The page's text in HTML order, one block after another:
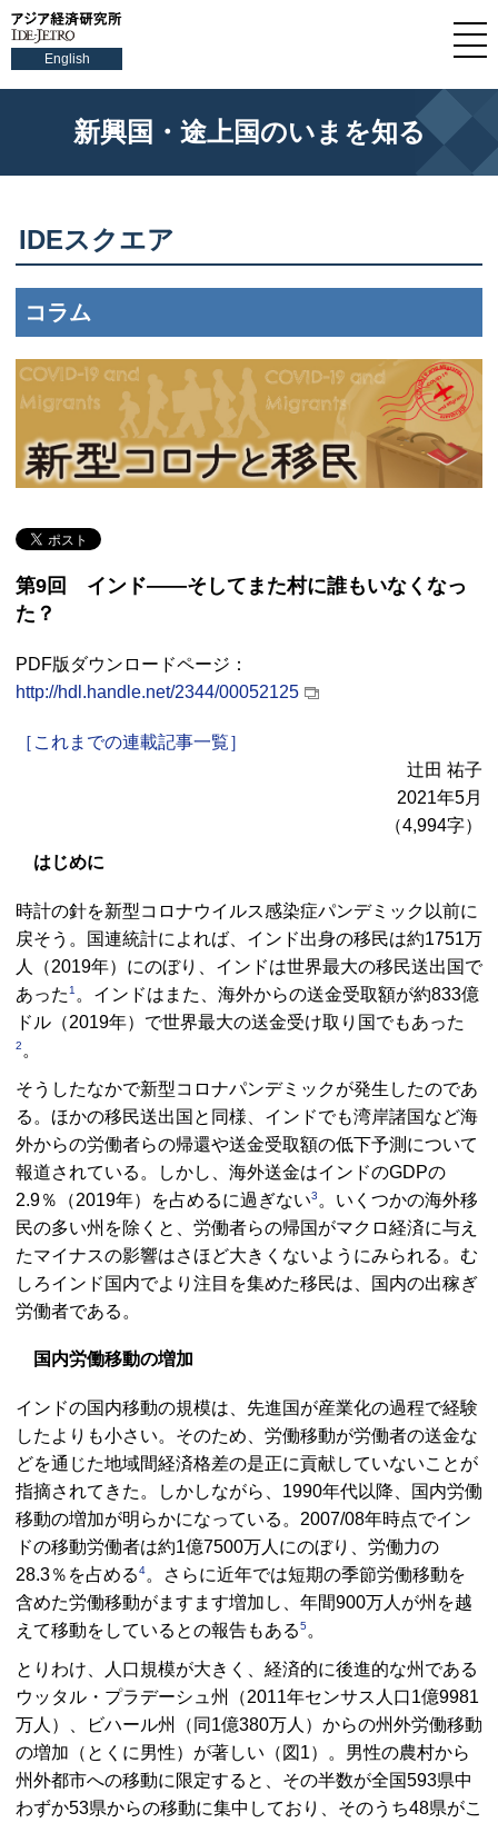
English
新興国・途上国のいまを知る
IDEスクエア
コラム
第9回 インド――そしてまた村に誰もいなくなっ
た？
PDF版ダウンロードページ：
http://hdl.handle.net/2344/00052125
［これまでの連載記事一覧］
辻田 祐子
2021年5月
（4,994字）
はじめに
時計の針を新型コロナウイルス感染症パンデミック以前に
戻そう。国連統計によれば、インド出身の移民は約1751万
人（2019年）にのぼり、インドは世界最大の移民送出国で
あった 1 。インドはまた、海外からの送金受取額が約833億
ドル（2019年）で世界最大の送金受け取り国でもあった
2 。
そうしたなかで新型コロナパンデミックが発生したのであ
る。ほかの移民送出国と同様、インドでも湾岸諸国など海
外からの労働者らの帰還や送金受取額の低下予測について
報道されている。しかし、海外送金はインドのGDPの
2.9％（2019年）を占めるに過ぎない3 。いくつかの海外移
民の多い州を除くと、労働者らの帰国がマクロ経済に与え
たマイナスの影響はさほど大きくないようにみられる。む
しろインド国内でより注目を集めた移民は、国内の出稼ぎ
労働者である。
国内労働移動の増加
インドの国内移動の規模は、先進国が産業化の過程で経験
したよりも小さい。そのため、労働移動が労働者の送金な
どを通じた地域間経済格差の是正に貢献していないことが
指摘されてきた。しかしながら、1990年代以降、国内労働
移動の増加が明らかになっている。2007/08年時点でイン
ドの移動労働者は約1億7500万人にのぼり、労働力の
28.3％を占める4。さらに近年では短期の季節労働移動を
含めた労働移動がますます増加し、年間900万人が州を越
えて移動をしているとの報告もある5。
とりわけ、人口規模が大きく、経済的に後進的な州である
ウッタル・プラデーシュ州（2011年センサス人口1億9981
万人）、ビハール州（同1億380万人）からの州外労働移動
の増加（とくに男性）が著しい（図1）。男性の農村から
州外都市への移動に限定すると、その半数が全国593県中
わずか53県からの移動に集中しており、そのうち48県がこ